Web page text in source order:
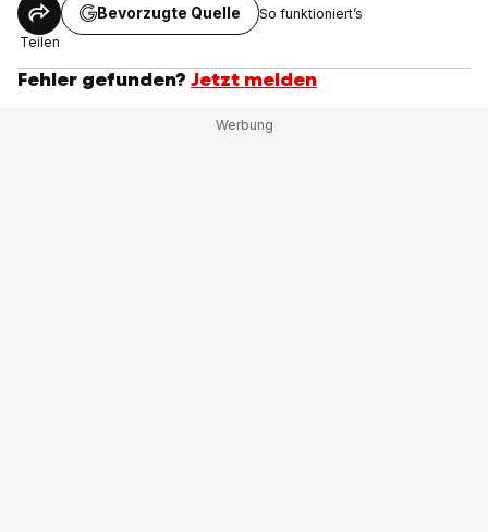
Teilen
Bevorzugte Quelle So funktioniert’s
Fehler gefunden? Jetzt melden